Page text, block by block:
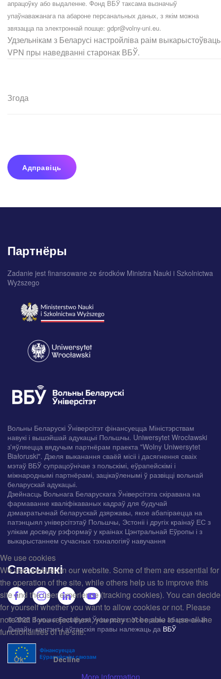
апрацоўку або выдаленне. Фонд ВБЎ таксама вызначыў
упаўнаважанага па абароне персанальных даных, з якім можна
звязацца па электроннай пошце: gdpr@volny-uni.eu.
Удзельнікам з Беларусі настройліва раім выкарыстоўваць
VPN пры наведванні старонак ВБЎ.
Згода
Адправіць
Партнёры
Zadanie jest finansowane ze środków Ministra Nauki i Szkolnictwa
Wyższego
Вольны Беларускі Ўніверсітэт фінансуецца Міністэрствам
навукі і вышэйшай адукацыі Польшчы. Uniwersytet Wrocławski
з'яўляецца вядучым партнёрам праекта "Wolny Uniwersytet
Białoruski". Дзеля выканання сваёй місіі і дасягнення сваіх
мэтаў ВБЎ супрацоўнічае з польскімі, еўрапейскімі і
міжнароднымі партнёрамі, зацікаўленымі ў развіцці вольнай
беларускай адукацыі.
Дзейнасць Вольнага Беларускага Ўніверсітэта скіравана на
фармаванне кваліфікаваных кадраў для будучай
дэмакратычнай беларускай дзяржавы, якое абапіраецца на
патэнцыял універсітэтаў Польшчы, Эстоніі і другіх краінаў ЕС з
улікам досведу рэформаў у краінах Цэнтральнай Еўропы і з
выкарыстаннем сучасных тэхналогіяў навучання
Спасылкі
© 2025 Вольны Беларускі Ўніверсітэт. Усе правы абароненыя.
Дызайн, кантэнт і аўтарскія правы належаць да ВБЎ
We use cookies
We use cookies on our website. Some of them are essential for
the operation of the site, while others help us to improve this
site and the user experience (tracking cookies). You can decide
for yourself whether you want to allow cookies or not. Please
note that if you reject them, you may not be able to use all the
functionalities of the site.
Ok Decline